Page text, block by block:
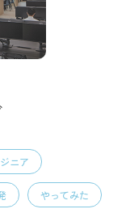
ニア
やってみた